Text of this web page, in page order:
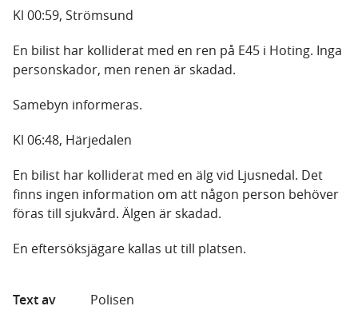
Kl 00:59, Strömsund
En bilist har kolliderat med en ren på E45 i Hoting. Inga
personskador, men renen är skadad.
Samebyn informeras.
Kl 06:48, Härjedalen
En bilist har kolliderat med en älg vid Ljusnedal. Det
finns ingen information om att någon person behöver
föras till sjukvård. Älgen är skadad.
En eftersöksjägare kallas ut till platsen.
Text av
Polisen